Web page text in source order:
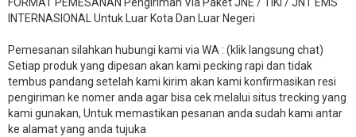
INTERNASIONAL Untuk Luar Kota Dan Luar Negeri
Pemesanan silahkan hubungi kami via WA : (klik langsung chat)
Setiap produk yang dipesan akan kami pecking rapi dan tidak
tembus pandang setelah kami kirim akan kami konfirmasikan resi
pengiriman ke nomer anda agar bisa cek melalui situs trecking yang
kami gunakan, Untuk memastikan pesanan anda sudah kami antar
ke alamat yang anda tujuka